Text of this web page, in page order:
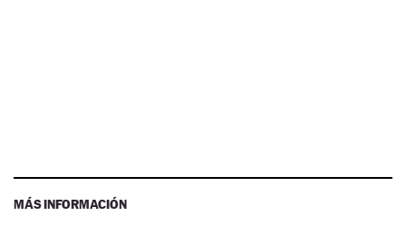
MÁS INFORMACIÓN